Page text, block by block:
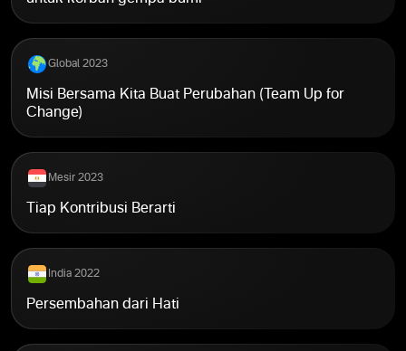
Global 2023
Misi Bersama Kita Buat Perubahan (Team Up for
Change)
Mesir 2023
Tiap Kontribusi Berarti
India 2022
Persembahan dari Hati